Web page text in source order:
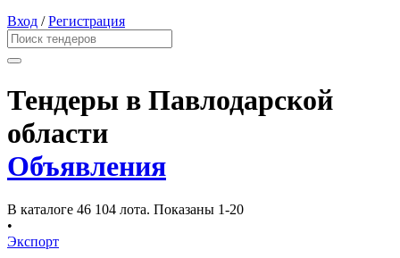
Вход /Регистрация
Тендеры в Павлодарской
области
Объявления
В каталоге 46 104 лота. Показаны 1-20
•
Экспорт